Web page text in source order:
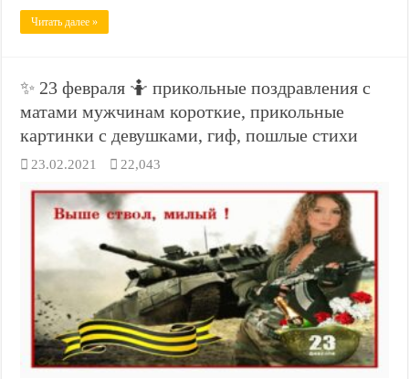
Читать далее »
✨ 23 февраля 🤷 прикольные поздравления с
матами мужчинам короткие, прикольные
картинки с девушками, гиф, пошлые стихи
23.02.2021 22,043